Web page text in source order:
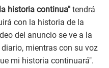
historia continua" tendrá
con la historia de la
del anuncio se ve a la
mientras con su voz
mi historia continuará".